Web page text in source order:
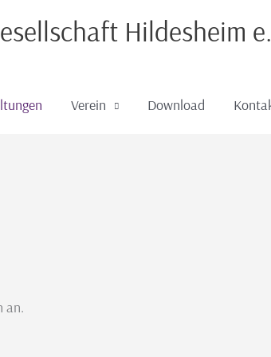
Hildesheim
Verein Download
an.